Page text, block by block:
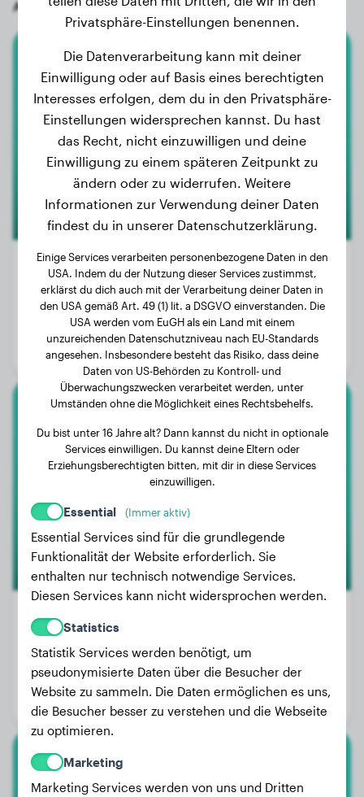
Andere zufällige Hunde
Jack Russell Terrier
Bingo
Gewicht:
4 kg
2 Jahre
Geschlecht:
Rüde
Hope
Gewicht:
Alter:
4 Jahre, 9 Monate
Geschlecht:
Hündinn
Französische Bulldogge
Privatsphäre-Einstellungen benennen.
Die Datenverarbeitung kann mit deiner
Einwilligung oder auf Basis eines berechtigten
Interesses erfolgen, dem du in den Privatsphäre-
Einstellungen widersprechen kannst. Du hast
das Recht, nicht einzuwilligen und deine
Einwilligung zu einem späteren Zeitpunkt zu
ändern oder zu widerrufen. Weitere
Informationen zur Verwendung deiner Daten
findest du in unserer Datenschutzerklärung.
Einige Services verarbeiten personenbezogene Daten in den
USA. Indem du der Nutzung dieser Services zustimmst,
erklärst du dich auch mit der Verarbeitung deiner Daten in
den USA gemäß Art. 49 (1) lit. a DSGVO einverstanden. Die
USA werden vom EuGH als ein Land mit einem
unzureichenden Datenschutzniveau nach EU-Standards
angesehen. Insbesondere besteht das Risiko, dass deine
Daten von US-Behörden zu Kontroll- und
Überwachungszwecken verarbeitet werden, unter
Umständen ohne die Möglichkeit eines Rechtsbehelfs.
Du bist unter 16 Jahre alt? Dann kannst du nicht in optionale
Services einwilligen. Du kannst deine Eltern oder
Erziehungsberechtigten bitten, mit dir in diese Services
einzuwilligen.
Essential (Immer aktiv)
Essential Services sind für die grundlegende
Funktionalität der Website erforderlich. Sie
enthalten nur technisch notwendige Services.
Diesen Services kann nicht widersprochen werden.
Statistics
Statistik Services werden benötigt, um
pseudonymisierte Daten über die Besucher der
Website zu sammeln. Die Daten ermöglichen es uns,
die Besucher besser zu verstehen und die Webseite
zu optimieren.
Marketing
Marketing Services werden von uns und Dritten